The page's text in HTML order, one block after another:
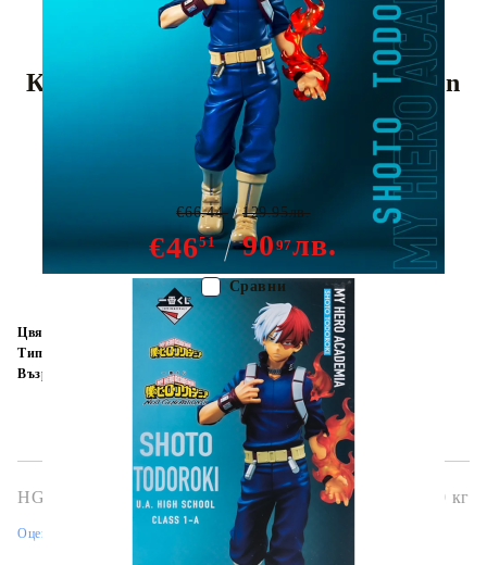
My Hero Academia
Колекционерска Фигурка Ichiban
Kuji: Next Generation - Shoto
Todoroki
€4651 9097лв.
€66.44 129.95лв.
Цвят:
Тип:
Възраст:
HGA7225 0.600 кг
Оцени продукта
Сравни